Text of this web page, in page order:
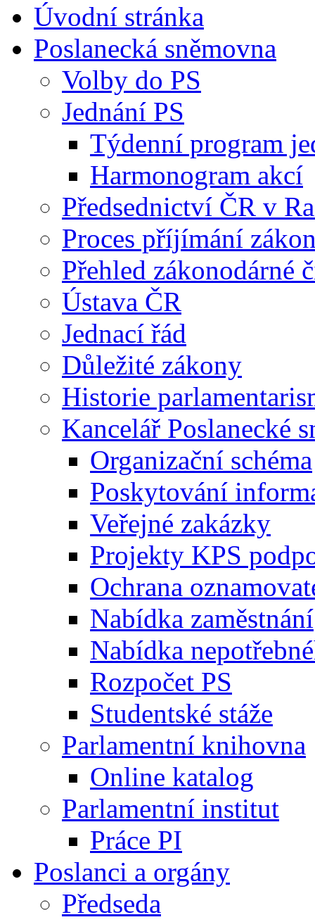
Úvodní stránka
Poslanecká sněmovna
Volby do PS
Jednání PS
Týdenní program
Harmonogram akcí
Předsednictví ČR v
Proces příjímání
Přehled zákonodárné
Ústava ČR
Jednací řád
Důležité zákony
Historie
Kancelář Poslanecké
Organizační schéma
Poskytování
Veřejné zakázky
Projekty KPS
Ochrana
Nabídka zaměstnání
Nabídka
Rozpočet PS
Studentské stáže
Parlamentní knihovna
Online katalog
Parlamentní institut
Práce PI
Poslanci a orgány
Předseda